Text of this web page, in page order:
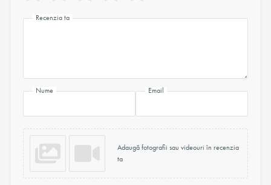
Recenzia ta
Nume Email
Adaugă fotografii sau videouri în recenzia
ta